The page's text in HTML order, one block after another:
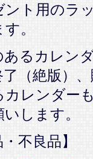
ント用のラ
。
あるカレン
（絶版）
カレンダー
いします。
・不良品】